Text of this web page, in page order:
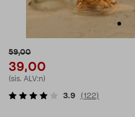
59,00
39,00
(sis. ALV:n)
3.9 (122)